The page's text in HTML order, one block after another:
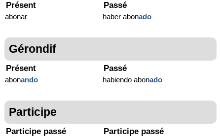
Présent
abonar
Passé
haber abonado
Gérondif
Présent
abonando
Passé
habiendo abonado
Participe
Participe passé Participe passé